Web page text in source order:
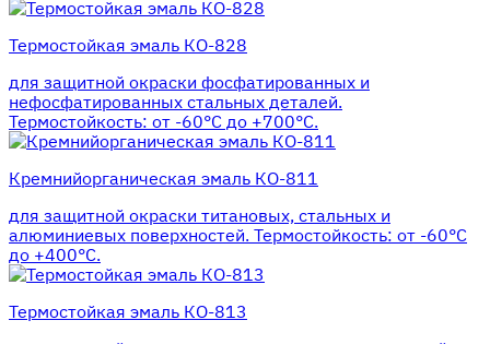
Термостойкая эмаль КО-828
для защитной окраски фосфатированных и
нефосфатированных стальных деталей.
Термостойкость: от -60°С до +700°С.
Кремнийорганическая эмаль КО-811
для защитной окраски титановых, стальных и
алюминиевых поверхностей. Термостойкость: от -60°С
до +400°С.
Термостойкая эмаль КО-813